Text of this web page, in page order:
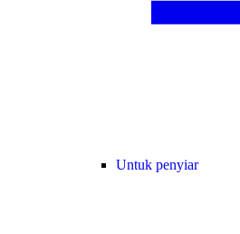
Untuk penyiar